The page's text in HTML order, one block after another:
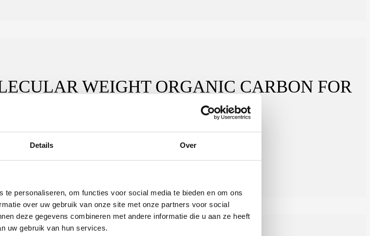
Details Over
te personaliseren, om functies voor social media te bieden en om ons
over uw gebruik van onze site met onze partners voor social
deze gegevens combineren met andere informatie die u aan ze heeft
uw gebruik van hun services.
WEIGHT ORGANIC CARBON FOR
WATER